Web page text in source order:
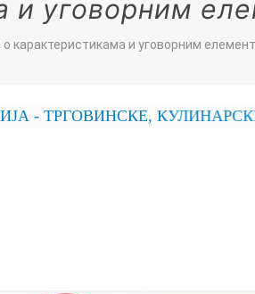
уговорним
карактеристикама и уговорним
КУЛИНАРСКЕ,